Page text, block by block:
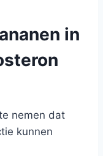
in
nemen dat
kunnen